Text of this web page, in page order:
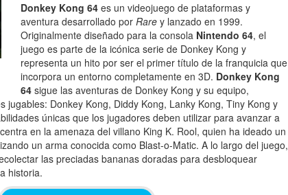
Donkey Kong 64 es un videojuego de plataformas y
aventura desarrollado por Rare y lanzado en 1999.
Originalmente diseñado para la consola Nintendo 64, el
juego es parte de la icónica serie de Donkey Kong y
representa un hito por ser el primer título de la franquicia que
incorpora un entorno completamente en 3D. Donkey Kong
64 sigue las aventuras de Donkey Kong y su equipo,
jugables: Donkey Kong, Diddy Kong, Lanky Kong, Tiny Kong y
únicas que los jugadores deben utilizar para avanzar a
en la amenaza del villano King K. Rool, quien ha ideado un
un arma conocida como Blast-o-Matic. A lo largo del juego,
las preciadas bananas doradas para desbloquear
historia.